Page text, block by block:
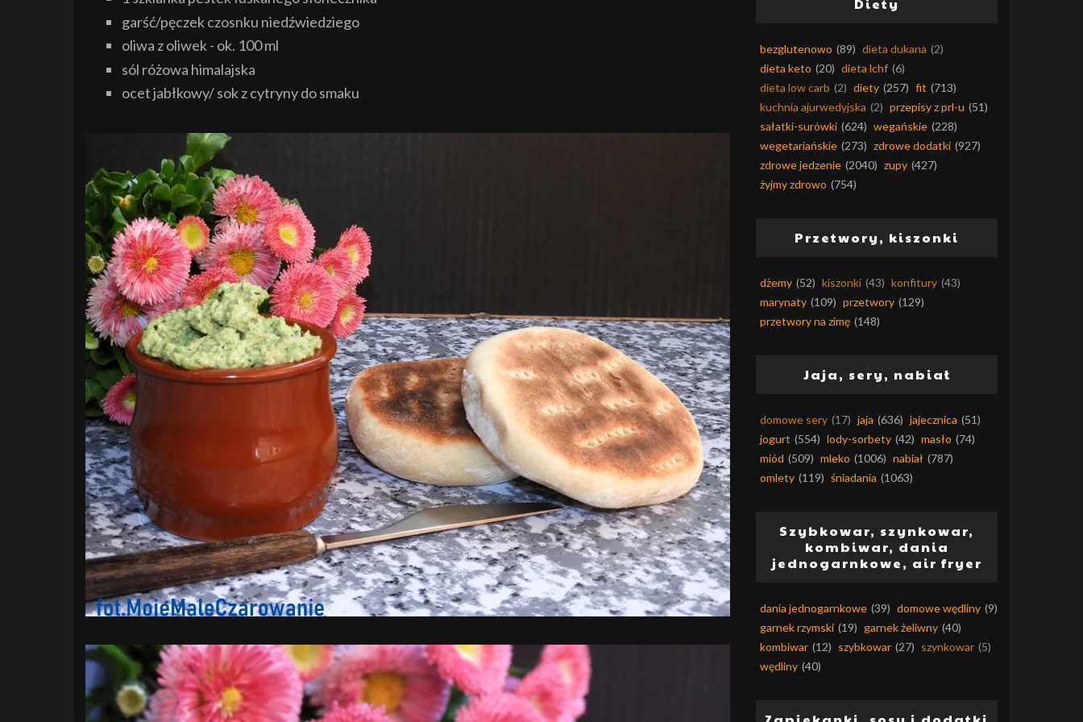
garść/pęczek czosnku niedźwiedziego
oliwa z oliwek - ok. 100 ml
sól różowa himalajska
ocet jabłkowy/ sok z cytryny do smaku
bezglutenowo (89) dieta dukana (2)
dieta keto (20) dieta lchf (6)
dieta low carb (2) diety (257) fit (713)
kuchnia ajurwedyjska (2) przepisy z prl-u (51)
sałatki-surówki (624) wegańskie (228)
wegetariańskie (273) zdrowe dodatki (927)
zdrowe jedzenie (2040) zupy (427)
żyjmy zdrowo (754)
Przetwory, kiszonki
dżemy (52) kiszonki (43) konfitury (43)
marynaty (109) przetwory (129)
przetwory na zimę (148)
Jaja, sery, nabiał
domowe sery (17) jaja (636) jajecznica (51)
jogurt (554) lody-sorbety (42) masło (74)
miód (509) mleko (1006) nabiał (787)
omlety (119) śniadania (1063)
Szybkowar, szynkowar,
kombiwar, dania
jednogarnkowe, air fryer
dania jednogarnkowe (39) domowe wędliny (9)
garnek rzymski (19) garnek żeliwny (40)
kombiwar (12) szybkowar (27) szynkowar (5)
wędliny (40)